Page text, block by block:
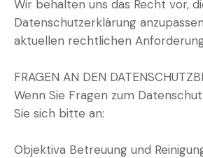
Wir behalten uns das Recht vor,
Datenschutzerklärung
aktuellen rechtlichen
FRAGEN AN DEN
Wenn Sie Fragen zum
Sie sich bitte an:
Objektiva Betreuung und